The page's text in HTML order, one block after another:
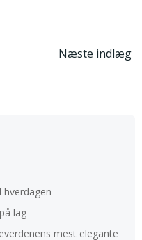
Næste indlæg
hverdagen
lag
mest elegante